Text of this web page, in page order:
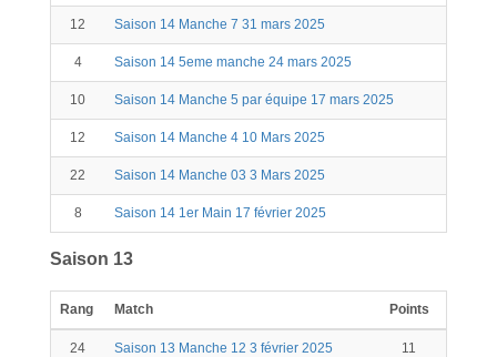
12 Saison 14 Manche 7 31 mars 2025
4 Saison 14 5eme manche 24 mars 2025
10 Saison 14 Manche 5 par équipe 17 mars 2025
12 Saison 14 Manche 4 10 Mars 2025
22 Saison 14 Manche 03 3 Mars 2025
8 Saison 14 1er Main 17 février 2025
Saison 13
Rang Match Points
24 Saison 13 Manche 12 3 février 2025 11